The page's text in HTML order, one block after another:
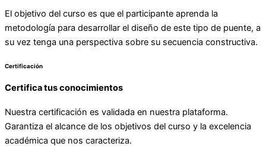
El objetivo del curso es que el participante aprenda la
metodología para desarrollar el diseño de este tipo de puente, a
su vez tenga una perspectiva sobre su secuencia constructiva.
Certificación
Certifica tus conocimientos
Nuestra certificación es validada en nuestra plataforma.
Garantiza el alcance de los objetivos del curso y la excelencia
académica que nos caracteriza.